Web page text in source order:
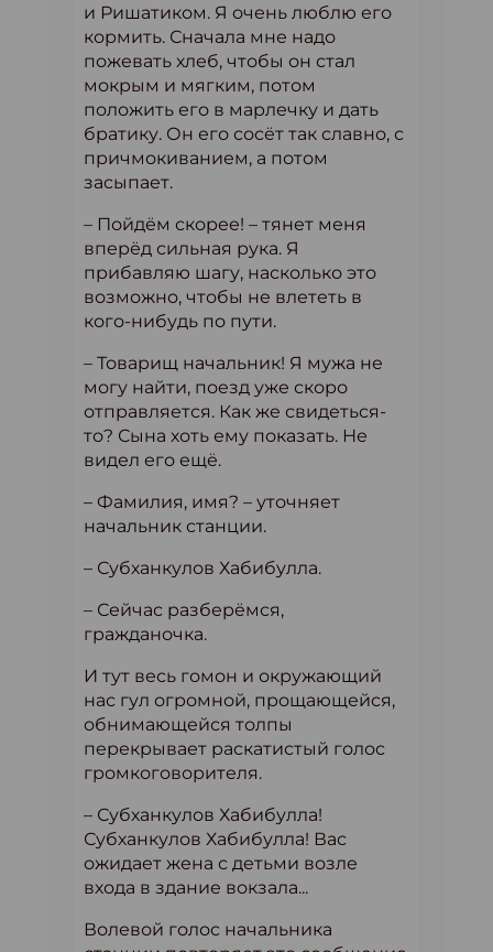
и Ришатиком. Я очень люблю его
кормить. Сначала мне надо
пожевать хлеб, чтобы он стал
мокрым и мягким, потом
положить его в марлечку и дать
братику. Он его сосёт так славно, с
причмокиванием, а потом
засыпает.
– Пойдём скорее! – тянет меня
вперёд сильная рука. Я
прибавляю шагу, насколько это
возможно, чтобы не влететь в
кого-нибудь по пути.
– Товарищ начальник! Я мужа не
могу найти, поезд уже скоро
отправляется. Как же свидеться-
то? Сына хоть ему показать. Не
видел его ещё.
– Фамилия, имя? – уточняет
начальник станции.
– Субханкулов Хабибулла.
– Сейчас разберёмся,
гражданочка.
И тут весь гомон и окружающий
нас гул огромной, прощающейся,
обнимающейся толпы
перекрывает раскатистый голос
громкоговорителя.
– Субханкулов Хабибулла!
Субханкулов Хабибулла! Вас
ожидает жена с детьми возле
входа в здание вокзала...
Волевой голос начальника